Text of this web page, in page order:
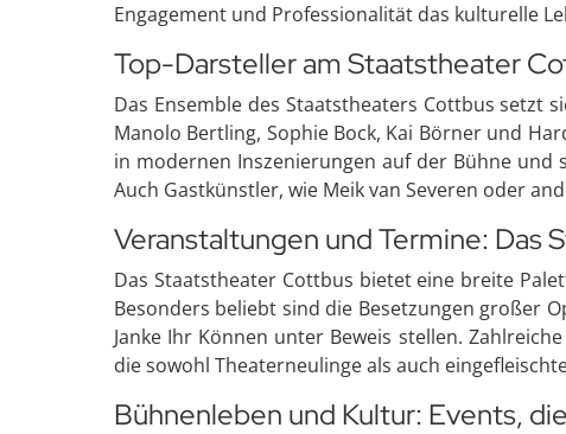
Engagement und Professionalität das kulturelle
Top-Darsteller am Staatstheater
Das Ensemble des Staatstheaters Cottbus setzt
Manolo Bertling, Sophie Bock, Kai Börner und
in modernen Inszenierungen auf der Bühne und
Auch Gastkünstler, wie Meik van Severen oder
Veranstaltungen und Termine: Das
Das Staatstheater Cottbus bietet eine breite
Besonders beliebt sind die Besetzungen großer
Janke Ihr Können unter Beweis stellen.
die sowohl Theaterneulinge als auch
Bühnenleben und Kultur: Events,